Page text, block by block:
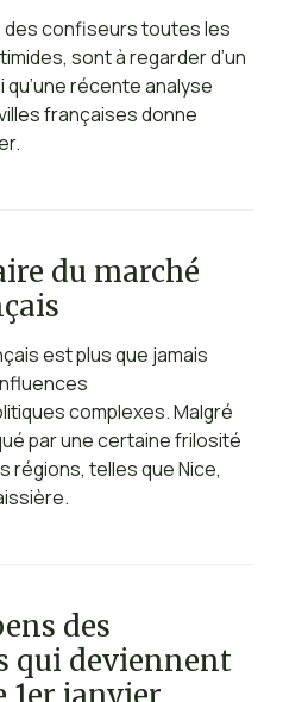
confiseurs toutes les
sont à regarder d’un
récente analyse
françaises donne
du marché
est plus que jamais
complexes. Malgré
par une certaine frilosité
régions, telles que Nice,
des
qui deviennent
1er janvier